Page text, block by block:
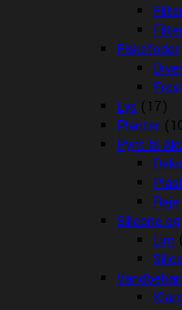
Fiskefoder
Lys (17)
Planter
Pynt til
Silicone
Lim